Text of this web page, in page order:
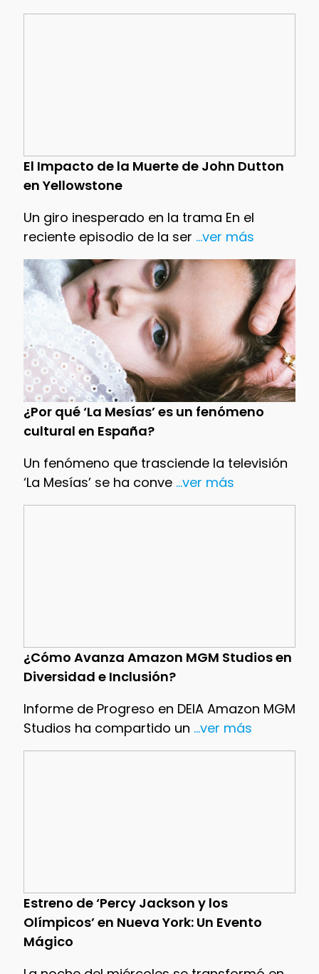
El Impacto de la Muerte de John Dutton
en Yellowstone
Un giro inesperado en la trama En el
reciente episodio de la ser ...ver más
¿Por qué ‘La Mesías’ es un fenómeno
cultural en España?
Un fenómeno que trasciende la televisión
‘La Mesías’ se ha conve...ver más
¿Cómo Avanza Amazon MGM Studios en
Diversidad e Inclusión?
Informe de Progreso en DEIA Amazon MGM
Studios ha compartido un ...ver más
Estreno de ‘Percy Jackson y los
Olímpicos’ en Nueva York: Un Evento
Mágico